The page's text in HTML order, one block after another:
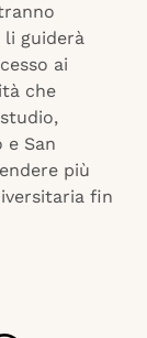
li guiderà
ai
che
e San
più
fin